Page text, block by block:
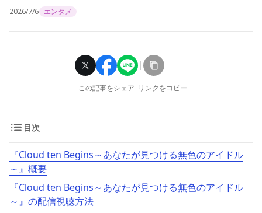
2026/7/6 エンタメ
この記事をシェア リンクをコピー
目次
『Cloud ten Begins～あなたが見つける無色のアイドル
～』概要
『Cloud ten Begins～あなたが見つける無色のアイドル
～』の配信視聴方法